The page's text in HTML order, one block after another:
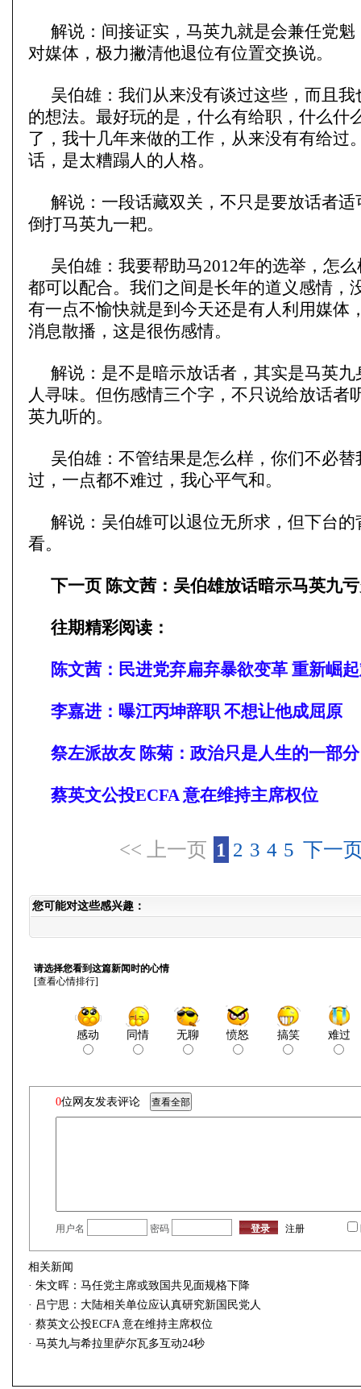
解说：间接证实，马英九就是会兼任党
对媒体，极力撇清他退位有位置交换说。
吴伯雄：我们从来没有谈过这些，而且
的想法。最好玩的是，什么有给职，什么什
了，我十几年来做的工作，从来没有有给过
话，是太糟蹋人的人格。
解说：一段话藏双关，不只是要放话者
倒打马英九一耙。
吴伯雄：我要帮助马2012年的选举，怎
都可以配合。我们之间是长年的道义感情，
有一点不愉快就是到今天还是有人利用媒体
消息散播，这是很伤感情。
解说：是不是暗示放话者，其实是马英
人寻味。但伤感情三个字，不只说给放话者
英九听的。
吴伯雄：不管结果是怎么样，你们不必
过，一点都不难过，我心平气和。
解说：吴伯雄可以退位无所求，但下台的
看。
下一页 陈文茜：吴伯雄放话暗示马英九
往期精彩阅读：
陈文茜：民进党弃扁弃暴欲变革 重新崛
李嘉进：曝江丙坤辞职 不想让他成屈原
祭左派故友 陈菊：政治只是人生的一部分
蔡英文公投ECFA 意在维持主席权位
<< 上一页 1 2 3 4 5 下一
您可能对这些感兴趣：
请选择您看到这篇新闻时的心情
[查看心情排行]
感动 同情 无聊 愤怒 搞笑 难过
0位网友发表评论
用户名 密码 注册
相关新闻
· 朱文晖：马任党主席或致国共见面规格下降
· 吕宁思：大陆相关单位应认真研究新国民党人
· 蔡英文公投ECFA 意在维持主席权位
· 马英九与希拉里萨尔瓦多互动24秒